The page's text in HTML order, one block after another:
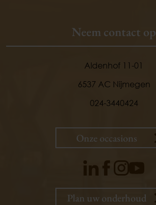
Neem contact op
Aldenhof 11-01
6537 AC Nijmegen
024-3440424
Onze occasions
Plan uw onderhoud